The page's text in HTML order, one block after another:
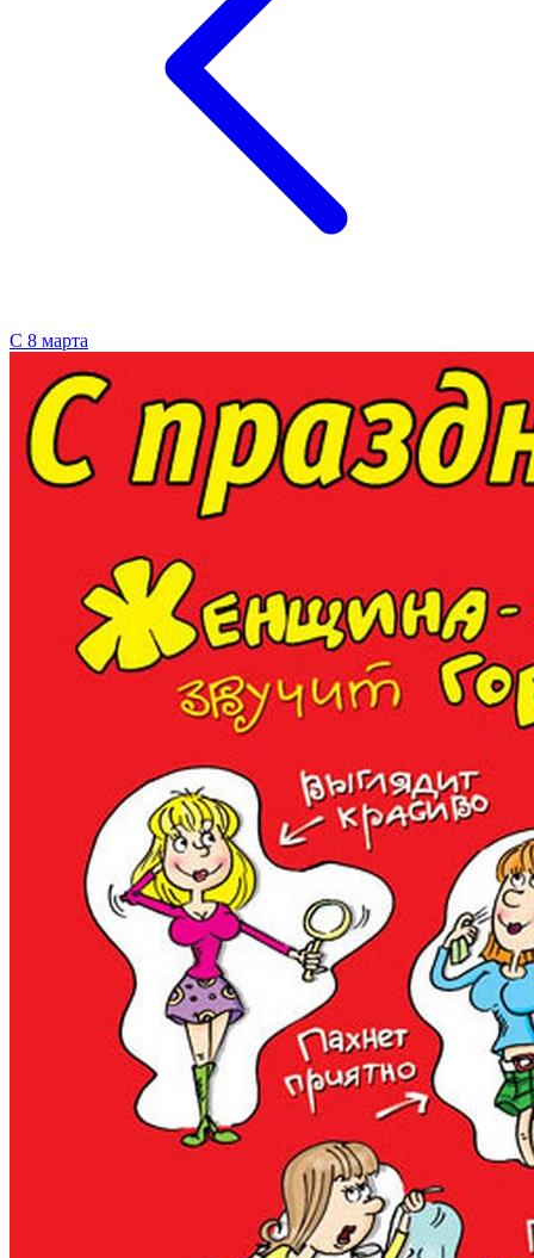
С 8 марта